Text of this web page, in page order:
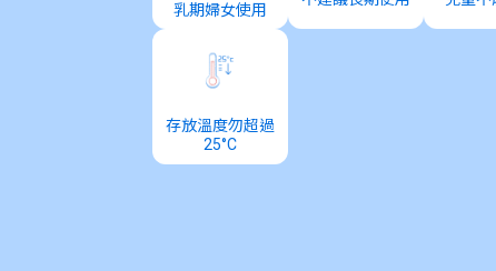
乳期婦女使用
存放溫度勿超過
25°C